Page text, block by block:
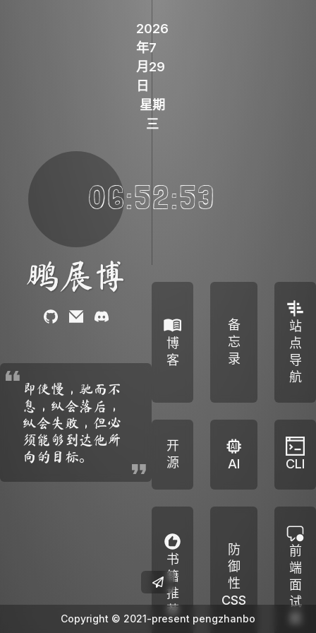
鹏展博
即使慢，驰而不
息，纵会落后，
纵会失败，但必
须能够到达他所
向的目标。
2026
年7
月 29
日
星期
三
06:52:53
博
客
备
忘
录
站
点
导
航
开
源
AI CLI
书
籍
推
荐
防
御
性
CSS
前
端
面
试
Copyright © 2021-present pengzhanbo